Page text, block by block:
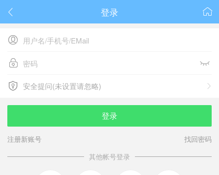
 
登录

 
 
安全提问(未设置请忽略)
安全提问(未设置请忽略)
登录
注册新账号
找回密码
其他帐号登录